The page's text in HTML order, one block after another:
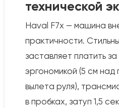
технической
Haval F7x — машина
практичности.
заставляет платить
эргономикой (5 см над
вылета руля),
в пробках, затуп 1,5